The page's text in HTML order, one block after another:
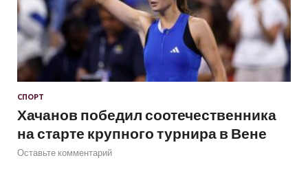
СПОРТ
Хачанов победил соотечественника
на старте крупного турнира в Вене
Оставьте комментарий